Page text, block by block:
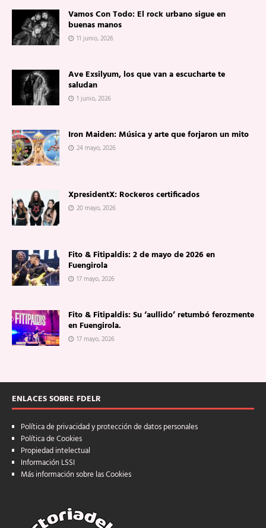
Vamos Con Todo: El rock urbano sigue en
buenas manos
11 junio, 2026
Ave Exsilyum, los que van a escucharte te
saludan
1 junio, 2026
Iron Maiden: Música y arte que forjaron un mito
24 mayo, 2026
XpresidentX: Rockeros certificados
20 mayo, 2026
Fito & Fitipaldis: 2 de mayo de 2026 en
Fuengirola
17 mayo, 2026
Fito & Fitipaldis: Su ‘aullido’ retumbó ferozmente
en Fuengirola.
17 mayo, 2026
ENLACES SOBRE FDELR
Política de privacidad y protección de datos personales
Política de Cookies
Propiedad intelectual
Información LSSI
Más información sobre las Cookies